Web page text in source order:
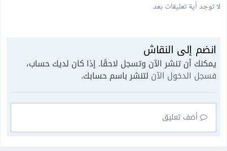
لا توجد أية تعليقات بعد
انضم إلى النقاش
يمكنك أن تنشر الآن وتسجل لاحقًا. إذا كان لديك حساب،
فسجل الدخول الآن لتنشر باسم حسابك.
أضف تعليق